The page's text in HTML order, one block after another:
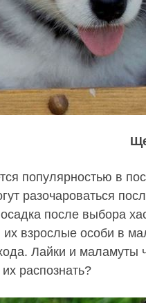
популярностью в
разочароваться
после выбора
их взрослые особи в
Лайки и маламуты
распознать?